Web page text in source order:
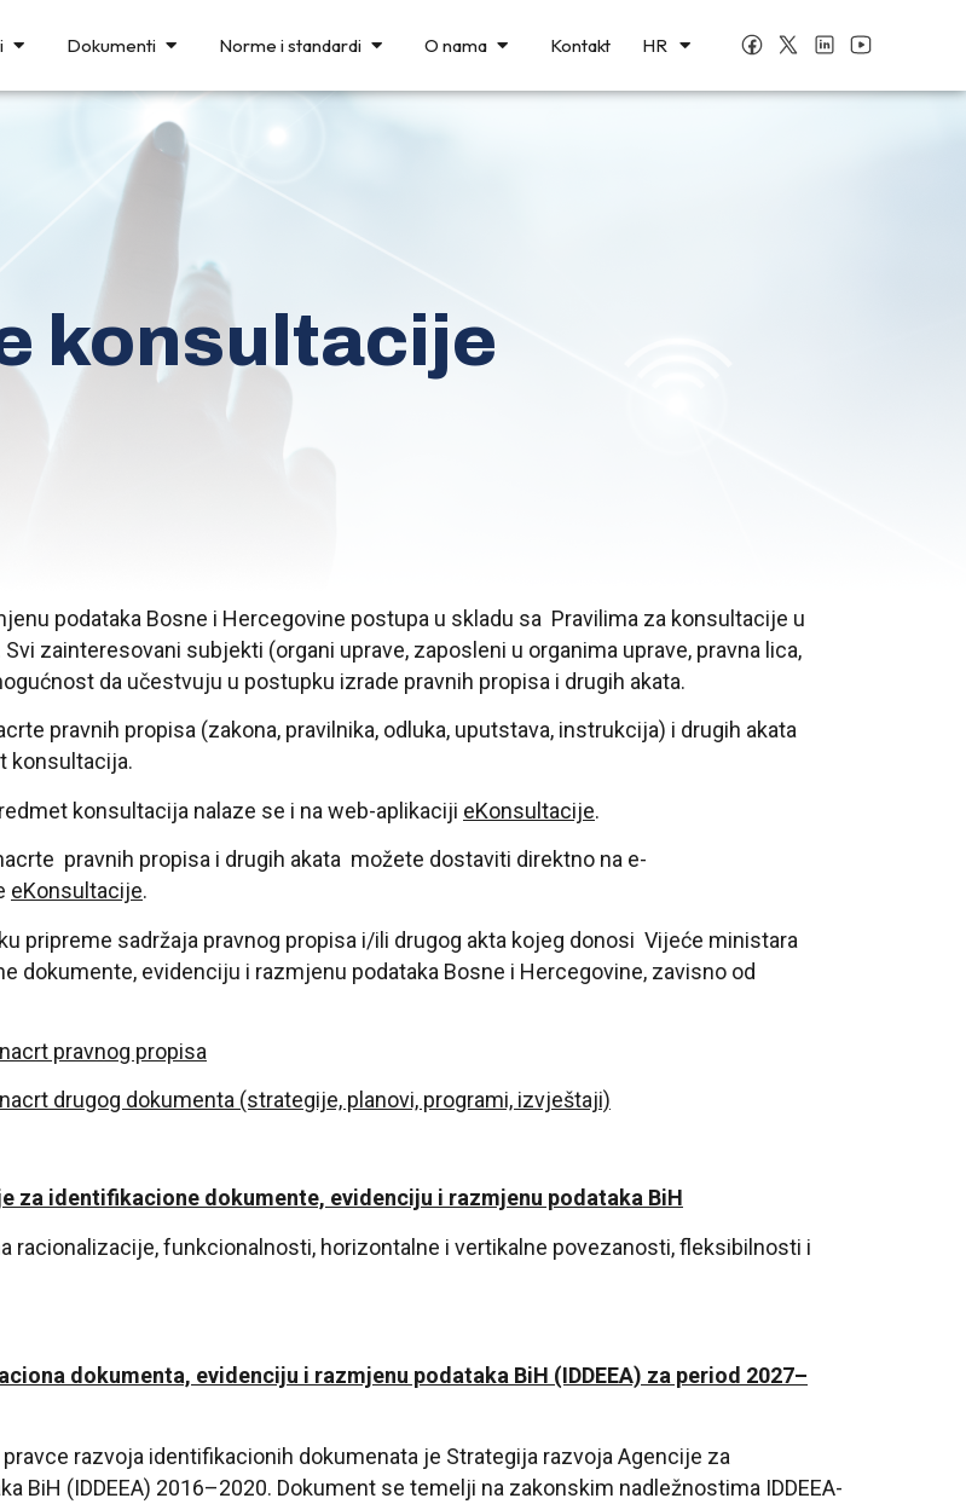
Dokumenti Norme i standardi O nama Kontakt HR
СР
konsultacije
podataka Bosne i Hercegovine postupa u skladu sa Pravilima za konsultacije u
zainteresovani subjekti (organi uprave, zaposleni u organima uprave, pravna lica,
da učestvuju u postupku izrade pravnih propisa i drugih akata.
pravnih propisa (zakona, pravilnika, odluka, uputstava, instrukcija) i drugih akata
konsultacija.
konsultacija nalaze se i na web-aplikaciji eKonsultacije.
pravnih propisa i drugih akata možete dostaviti direktno na e-
eKonsultacije.
pripreme sadržaja pravnog propisa i/ili drugog akta kojeg donosi Vijeće ministara
dokumente, evidenciju i razmjenu podataka Bosne i Hercegovine, zavisno od
pravnog propisa
drugog dokumenta (strategije, planovi, programi, izvještaji)
za identifikacione dokumente, evidenciju i razmjenu podataka BiH
racionalizacije, funkcionalnosti, horizontalne i vertikalne povezanosti, fleksibilnosti i
dokumenta, evidenciju i razmjenu podataka BiH (IDDEEA) za period 2027–
razvoja identifikacionih dokumenata je Strategija razvoja Agencije za
BiH (IDDEEA) 2016–2020. Dokument se temelji na zakonskim nadležnostima IDDEEA-